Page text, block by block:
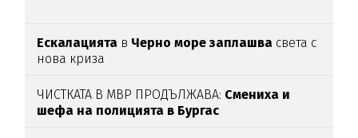
Ескалацията в Черно море заплашва света с
нова криза
ЧИСТКАТА В МВР ПРОДЪЛЖАВА: Смениха и
шефа на полицията в Бургас